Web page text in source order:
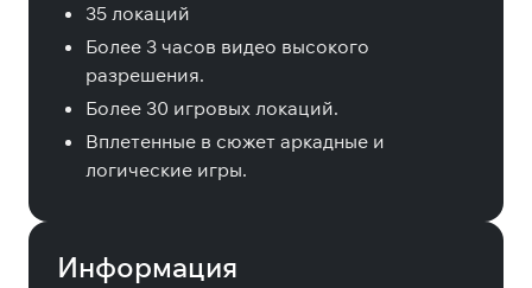
35 локаций
Более 3 часов видео высокого
разрешения.
Более 30 игровых локаций.
Вплетенные в сюжет аркадные и
логические игры.
Информация